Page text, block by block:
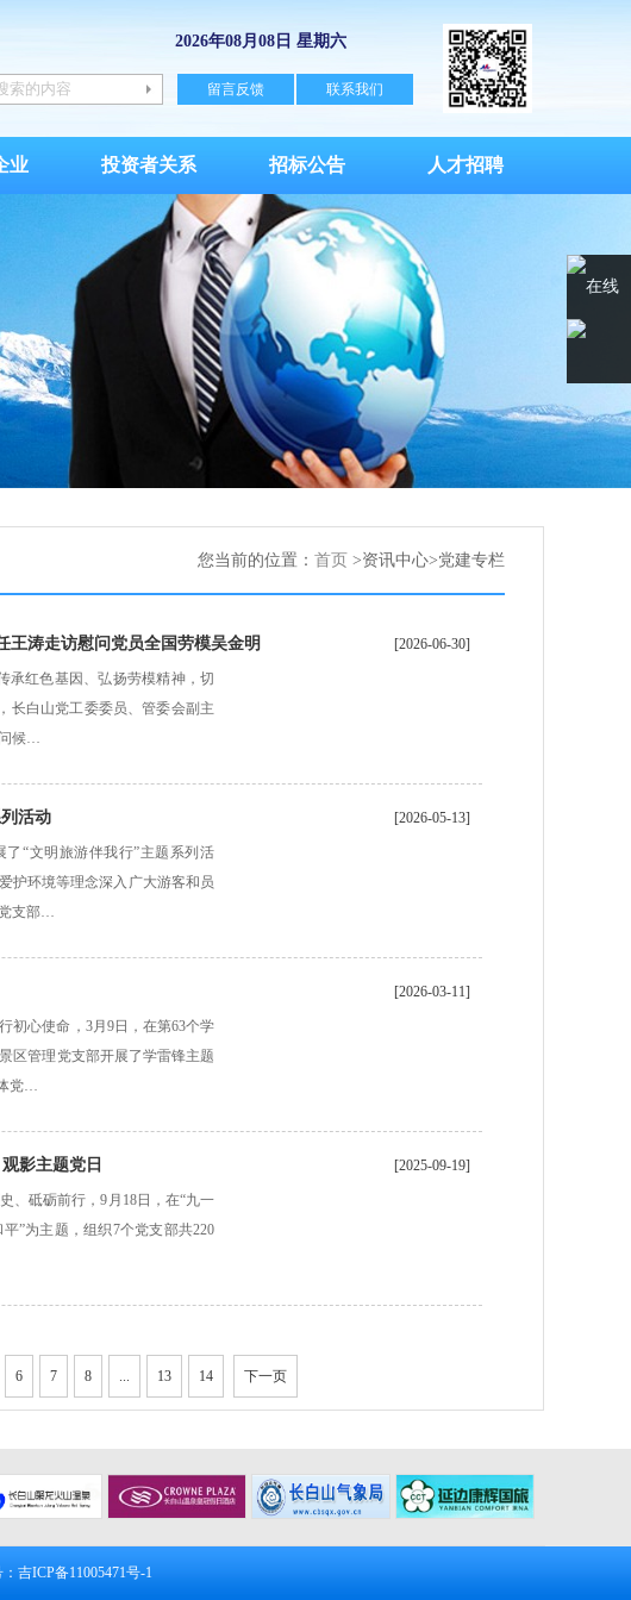
2026年08月08日 星期六
留言反馈 联系我们
业 投资者关系 招标公告 人才招聘
您当前的位置： 首页 >资讯中心>党建专栏
[2026-06-30]
涛走访慰问党员全国劳模吴金明
承红色基因、弘扬劳模精神，切
长白山党工委委员、管委会副主
候…
[2026-05-13]
活动
“文明旅游伴我行”主题系列活
护环境等理念深入广大游客和员
支部…
[2026-03-11]
初心使命，3月9日，在第63个学
区管理党支部开展了学雷锋主题
党…
[2025-09-19]
影主题党日
、砥砺前行，9月18日，在“九一
”为主题，组织7个党支部共220
6 7 8 ... 13 14 下一页
吉ICP备11005471号-1
在线